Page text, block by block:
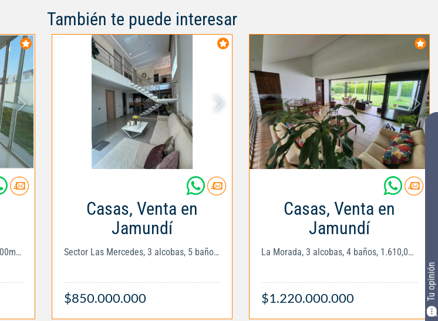
Tu opinión
También te puede interesar
El Castillo, 4 alcobas, 5 baños, 337,00mts2
Casas, Venta en
Jamundí
Sector Las Mercedes, 3 alcobas, 5 baños,...
$850.000.000
Casas, Venta en
Jamundí
La Morada, 3 alcobas, 4 baños, 1.610,00mts2
$1.220.000.000